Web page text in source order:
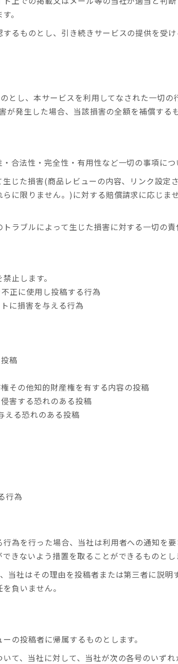
。
るものとし、引き続きサービスの提供を受
とし、本サービスを利用してなされた一切
発生した場合、当該損害の全額を補償する
合法性・完全性・有用性など一切の事項につ
じた損害(商品レビューの内容、リンク設定
に限りません。)に対する賠償請求に応じ
ラブルによって生じた損害に対する一切の責
止します。
正に使用し投稿する行為
に損害を与える行為
稿
その他知的財産権を有する内容の投稿
害する恐れのある投稿
える恐れのある投稿
行為
為を行った場合、当社は利用者への通知を
きないよう措置を取ることができるものとし
当社はその理由を投稿者または第三者に説
負いません。
の投稿者に帰属するものとします。
て、当社に対して、当社が次の各号のいず